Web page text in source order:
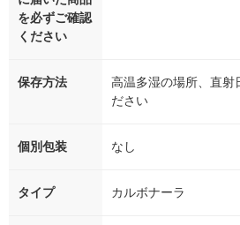
を必ずご確認
ください
保存方法
高温多湿の場所、直射
ださい
個別包装 なし
タイプ カルボナーラ